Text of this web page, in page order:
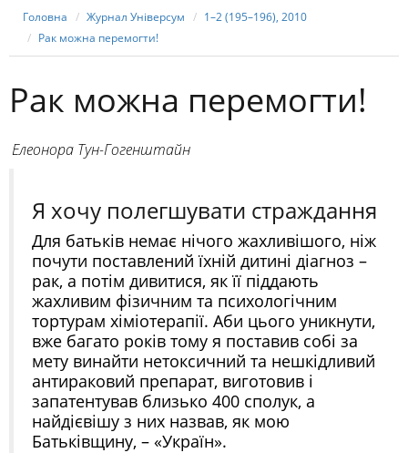
Головна Журнал Універсум
1–2 (195–196), 2010
Рак можна перемогти!
Рак можна перемогти!
Елеонора Тун-Гогенштайн
Я хочу полегшувати страждання
Для батьків немає нічого жахливішого, ніж
почути поставлений їхній дитині діагноз –
рак, а потім дивитися, як її піддають
жахливим фізичним та психологічним
тортурам хіміотерапії. Аби цього уникнути,
вже багато років тому я поставив собі за
мету винайти нетоксичний та нешкідливий
антираковий препарат, виготовив і
запатентував близько 400 сполук, а
найдієвішу з них назвав, як мою
Батьківщину, – «Україн».